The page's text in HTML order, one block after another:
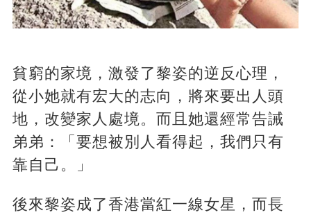
貧窮的家境，激發了黎姿的逆反心理，
從小她就有宏大的志向，將來要出人頭
地，改變家人處境。而且她還經常告誡
弟弟：「要想被別人看得起，我們只有
靠自己。」
後來黎姿成了香港當紅一線女星，而長